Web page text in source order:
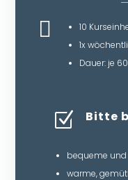

10
1x
Dauer: je
Z Bitte
bequeme
warme,